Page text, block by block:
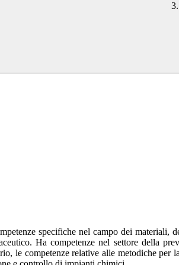
specifiche nel campo dei materiali,
Ha competenze nel settore della
le competenze relative alle metodiche